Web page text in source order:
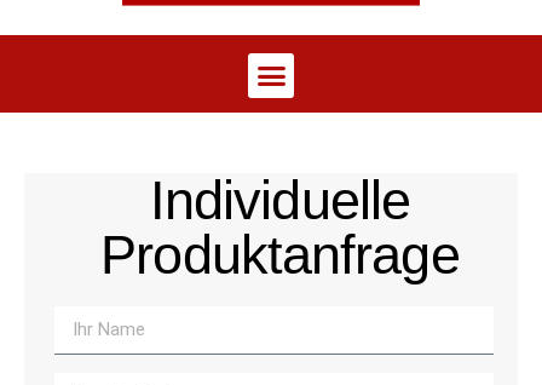
Individuelle
Produktanfrage